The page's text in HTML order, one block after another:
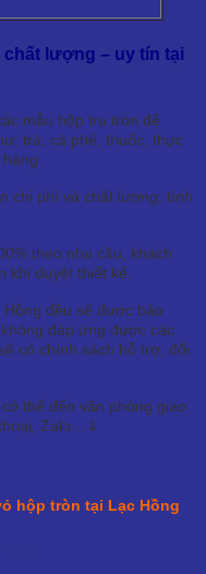
lượng – uy tín tại
mẫu hộp trụ tròn để
trà, cà phê, thuốc, thực
chi phí và chất lượng, tính
theo nhu cầu, khách
khi duyệt thiết kế.
đều sẽ được bảo
đáp ứng được các
có chính sách hỗ trợ, đổi
thể đến văn phòng giao
Zalo…⇓
hộp tròn tại Lạc Hồng